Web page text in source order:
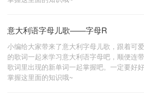
意大利语字母儿歌——字母R
小编给大家带来了意大利字母儿歌，跟着可爱
的歌词一起来学习意大利语字母吧，顺便连带
歌词里出现的新单词一起掌握吧。一定要好好
掌握这里面的知识哦~